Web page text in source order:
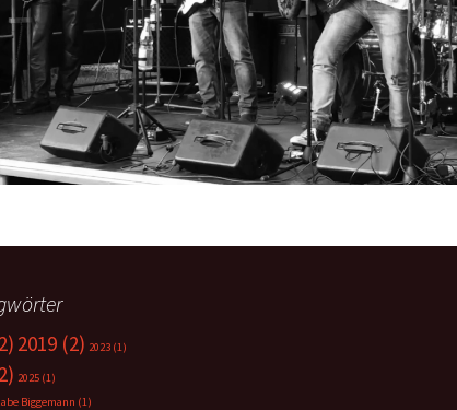
2019 (2) 2023 (1)
2025 (1)
Biggemann (1)